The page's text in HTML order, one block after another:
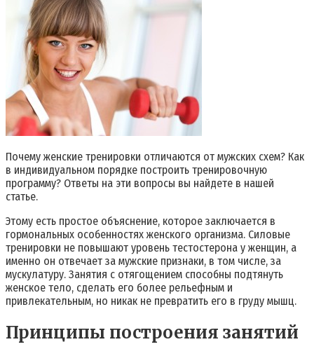
Почему женские тренировки отличаются от мужских схем? Как
в индивидуальном порядке построить тренировочную
программу? Ответы на эти вопросы вы найдете в нашей
статье.
Этому есть простое объяснение, которое заключается в
гормональных особенностях женского организма. Силовые
тренировки не повышают уровень тестостерона у женщин, а
именно он отвечает за мужские признаки, в том числе, за
мускулатуру. Занятия с отягощением способны подтянуть
женское тело, сделать его более рельефным и
привлекательным, но никак не превратить его в груду мышц.
Принципы построения занятий